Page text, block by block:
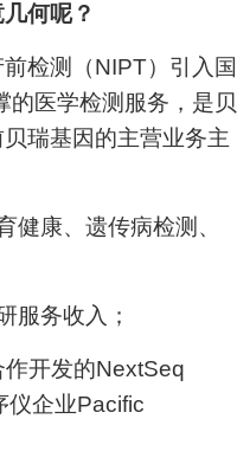
何呢？
检测（NIPT）引入国
的医学检测服务，是贝
瑞基因的主营业务主
康、遗传病检测、
务收入；
开发的NextSeq
仪企业Pacific